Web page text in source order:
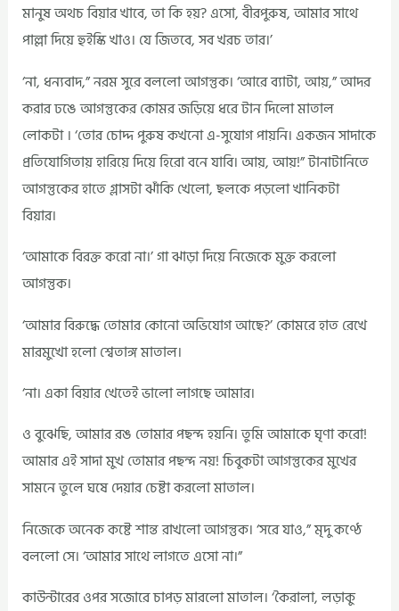
মানুষ অথচ বিয়ার খাবে, তা কি হয়? এসো, বীরপুরুষ, আমার সাথে
পাল্লা দিয়ে হুইস্কি খাও। যে জিতবে, সব খরচ তার।’
‘না, ধন্যবাদ,” নরম সুরে বললো আগন্তুক। ‘আরে ব্যাটা, আয়,” আদর
করার ঢঙে আগন্তুকের কোমর জড়িয়ে ধরে টান দিলো মাতাল
লোকটা । ‘তোর চোদ্দ পুরুষ কখনো এ-সুযোগ পায়নি। একজন সাদাকে
প্রতিযোগিতায় হারিয়ে দিয়ে হিরো বনে যাবি। আয়, আয়!” টানাটানিতে
আগন্তুকের হাতে গ্লাসটা ঝাঁকি খেলো, ছলকে পড়লো খানিকটা
বিয়ার।
‘আমাকে বিরক্ত করো না।’ গা ঝাড়া দিয়ে নিজেকে মুক্ত করলো
আগন্তুক।
‘আমার বিরুদ্ধে তোমার কোনো অভিযোগ আছে?’ কোমরে হাত রেখে
মারমুখো হলো শ্বেতাঙ্গ মাতাল।
‘না। একা বিয়ার খেতেই ভালো লাগছে আমার।
ও বুঝেছি, আমার রঙ তোমার পছন্দ হয়নি। তুমি আমাকে ঘৃণা করো!
আমার এই সাদা মুখ তোমার পছন্দ নয়! চিবুকটা আগন্তুকের মুখের
সামনে তুলে ঘষে দেয়ার চেষ্টা করলো মাতাল।
নিজেকে অনেক কষ্টে শান্ত রাখলো আগন্তুক। ‘সরে যাও,” মৃদু কণ্ঠে
বললো সে। ‘আমার সাথে লাগতে এসো না।”
কাউন্টারের ওপর সজোরে চাপড় মারলো মাতাল। ‘কৈরালা, লড়াকু